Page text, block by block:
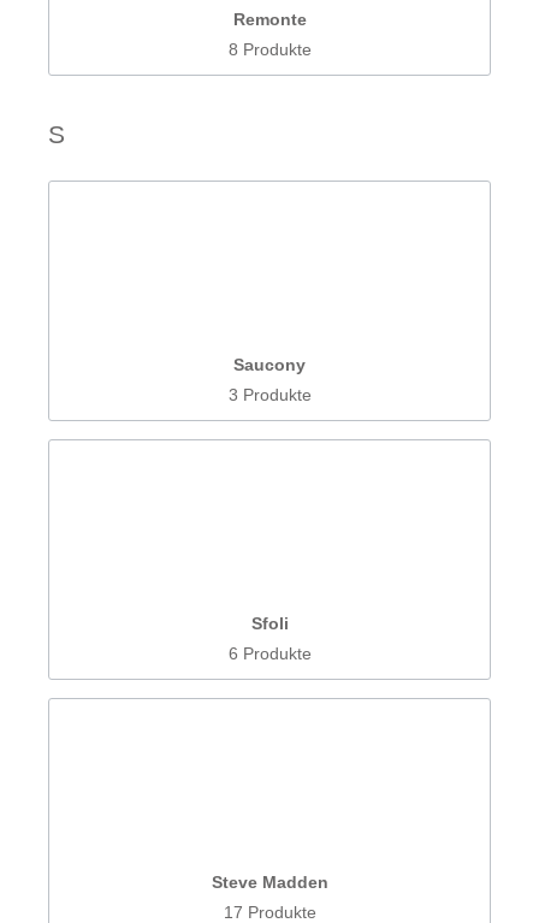
Remonte
8 Produkte
S
Saucony
3 Produkte
Sfoli
6 Produkte
Steve Madden
17 Produkte